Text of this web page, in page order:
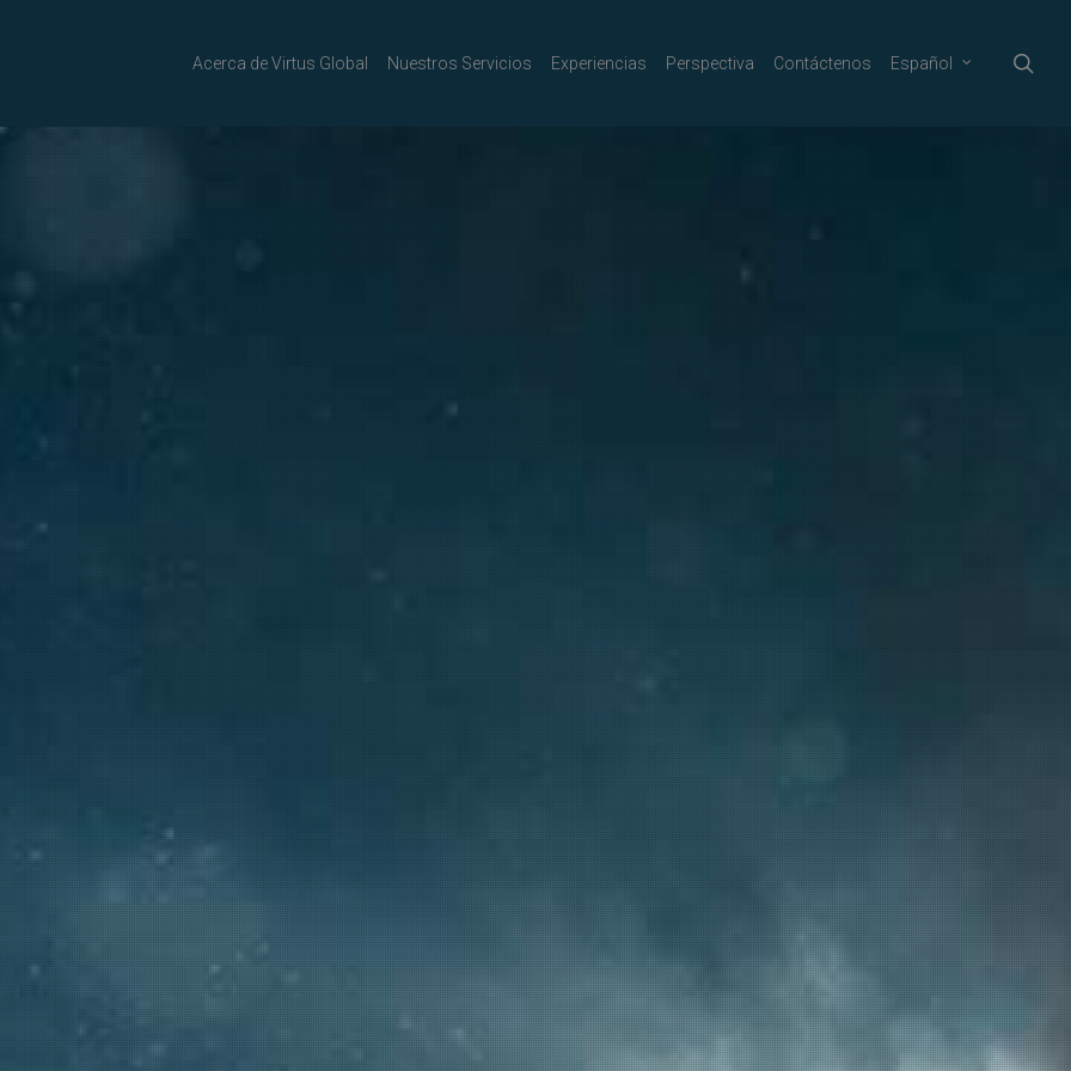
Acerca de Virtus Global Nuestros Servicios Experiencias Perspectiva Contáctenos Español